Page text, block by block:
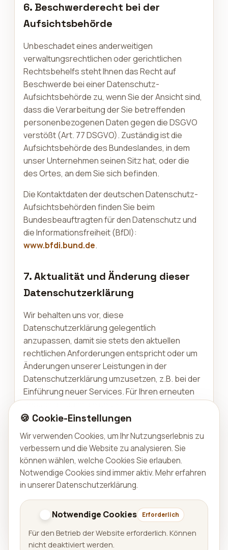
6. Beschwerderecht bei der
Aufsichtsbehörde
Unbeschadet eines anderweitigen
verwaltungsrechtlichen oder gerichtlichen
Rechtsbehelfs steht Ihnen das Recht auf
Beschwerde bei einer Datenschutz-
Aufsichtsbehörde zu, wenn Sie der Ansicht sind,
dass die Verarbeitung der Sie betreffenden
personenbezogenen Daten gegen die DSGVO
verstößt (Art. 77 DSGVO). Zuständig ist die
Aufsichtsbehörde des Bundeslandes, in dem
unser Unternehmen seinen Sitz hat, oder die
des Ortes, an dem Sie sich befinden.
Die Kontaktdaten der deutschen Datenschutz-
Aufsichtsbehörden finden Sie beim
Bundesbeauftragten für den Datenschutz und
die Informationsfreiheit (BfDI):
www.bfdi.bund.de.
7. Aktualität und Änderung dieser
Datenschutzerklärung
Wir behalten uns vor, diese
Datenschutzerklärung gelegentlich
anzupassen, damit sie stets den aktuellen
rechtlichen Anforderungen entspricht oder um
Änderungen unserer Leistungen in der
Datenschutzerklärung umzusetzen, z.B. bei der
Einführung neuer Services. Für Ihren erneuten
Datenschutzerklärung.
8. Kontakt
Für Fragen zum Datenschutz, zur
Geltendmachung Ihrer Rechte oder für sonstige
privacy@aralel.com
🍪 Cookie-Einstellungen
Wir verwenden Cookies, um Ihr Nutzungserlebnis zu
verbessern und die Website zu analysieren. Sie
können wählen, welche Cookies Sie erlauben.
Notwendige Cookies sind immer aktiv.Mehr erfahren
in unserer Datenschutzerklärung.
Notwendige Cookies Erforderlich
Für den Betrieb der Website erforderlich. Können
nicht deaktiviert werden.